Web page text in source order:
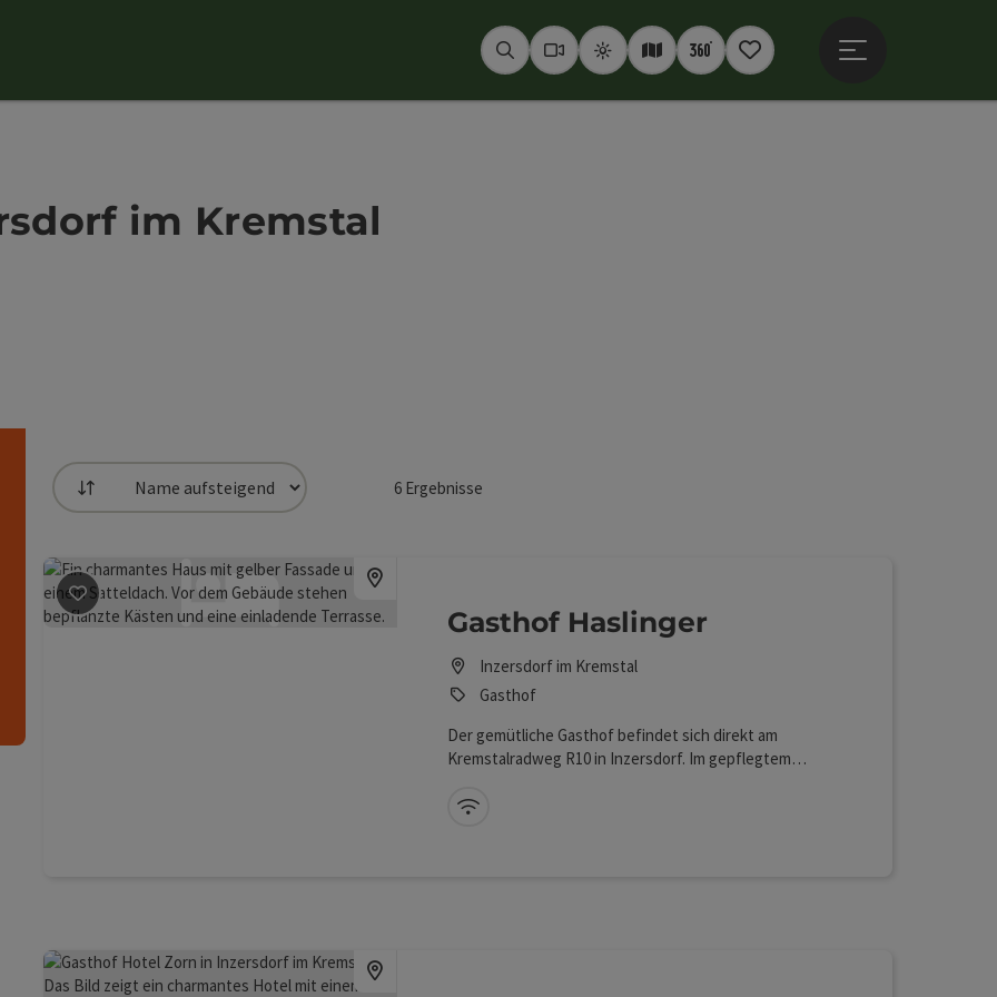
SuchenWebcams
WetterInteraktive Karte
360° Panoramen
Merkzettel
im Kremstal
Liste stehen Filter zur Verfügung mit denen die Auswahl verfeinert werden kann. Die Ergebnisse in
Sortierung 6Ergebnisse
Beitrag merken: Gasthof Haslinger Gasthof Haslinger
Inzersdorf im Kremstal
Gasthof
Der gemütliche Gasthof befindet sich direkt am
Kremstalradweg R10 in Inzersdorf. Im gepflegtem
das Oberere Kremstal.
W-Lan (kostenlos)